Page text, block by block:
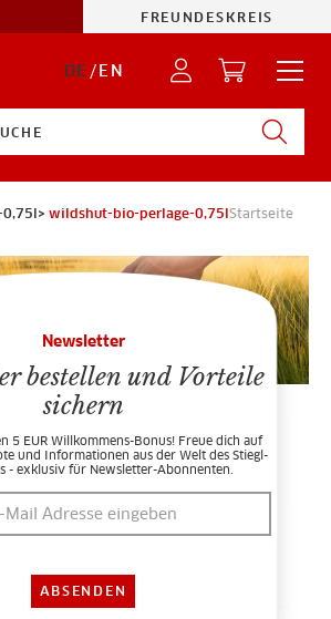
FREUNDESKREIS
DE/EN
wildshut-bio-perlage-0,75lStartseite
Newsletter
bestellen und Vorteile
sichern
5 EUR Willkommens-Bonus! Freue dich auf
und Informationen aus der Welt des Stiegl-
- exklusiv für Newsletter-Abonnenten.